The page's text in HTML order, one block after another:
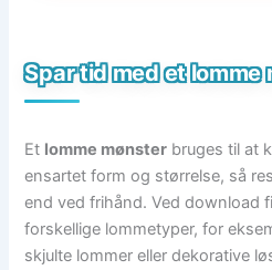
Spar tid med et
Et lomme mønster bruges til at
ensartet form og størrelse, så
end ved frihånd. Ved download
forskellige lommetyper, for
skjulte lommer eller dekorative